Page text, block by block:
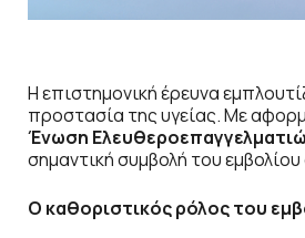
Η επιστημονική έρευνα
προστασία της υγείας. Με
Ένωση
σημαντική συμβολή του
Ο καθοριστικός ρόλος του